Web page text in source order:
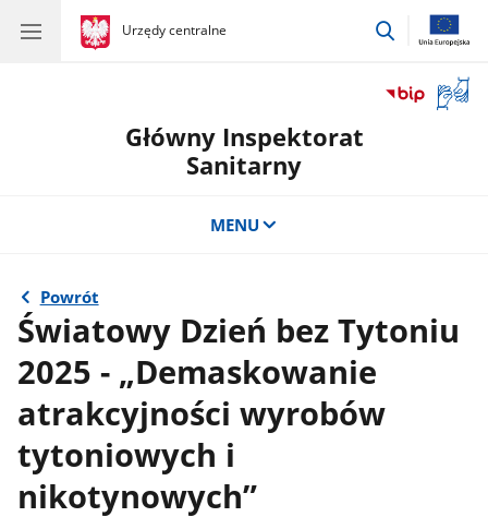
gov.pl
Urzędy centralne
gov.pl
Urzędy
przejdź
okno
Główny Inspektorat
Sanitarny
MENU
Powrót
Światowy Dzień bez Tytoniu
2025 - „Demaskowanie
atrakcyjności wyrobów
tytoniowych i
nikotynowych”